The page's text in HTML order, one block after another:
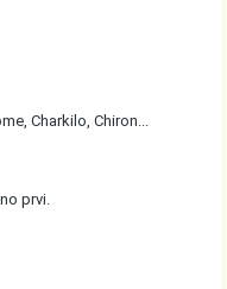
Charkilo, Chiron...
prvi.